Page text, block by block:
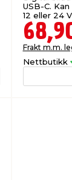
USB-C.
12 eller 24
Frakt m.m.
Nettbutikk